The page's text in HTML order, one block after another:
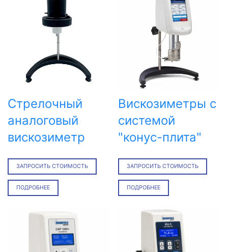
Стрелочный
аналоговый
вискозиметр
ЗАПРОСИТЬ СТОИМОСТЬ
ПОДРОБНЕЕ
Вискозиметры с
системой
"конус-плита"
ЗАПРОСИТЬ СТОИМОСТЬ
ПОДРОБНЕЕ